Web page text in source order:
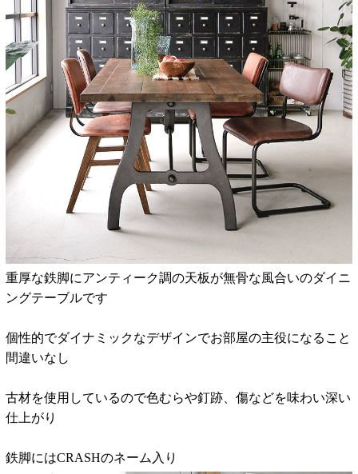
重厚な鉄脚にアンティーク調の天板が無骨な風合いのダイニ
ングテーブルです
個性的でダイナミックなデザインでお部屋の主役になること
間違いなし
古材を使用しているので色むらや釘跡、傷などを味わい深い
仕上がり
鉄脚にはCRASHのネーム入り